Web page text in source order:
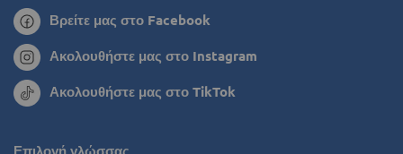
Βρείτε μας στο Facebook
Ακολουθήστε μας στο Instagram
Ακολουθήστε μας στο TikTok
Επιλογή γλώσσας